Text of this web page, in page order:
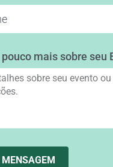
mais sobre seu